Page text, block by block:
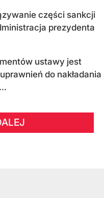
części sankcji
prezydenta
ustawy jest
do nakładania